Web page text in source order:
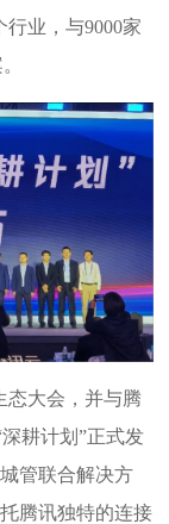
业，与9000家
大会，并与腾
耕计划”正式发
管联合解决方
腾讯独特的连接